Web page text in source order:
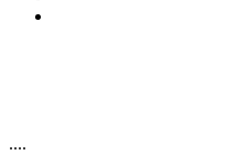
....